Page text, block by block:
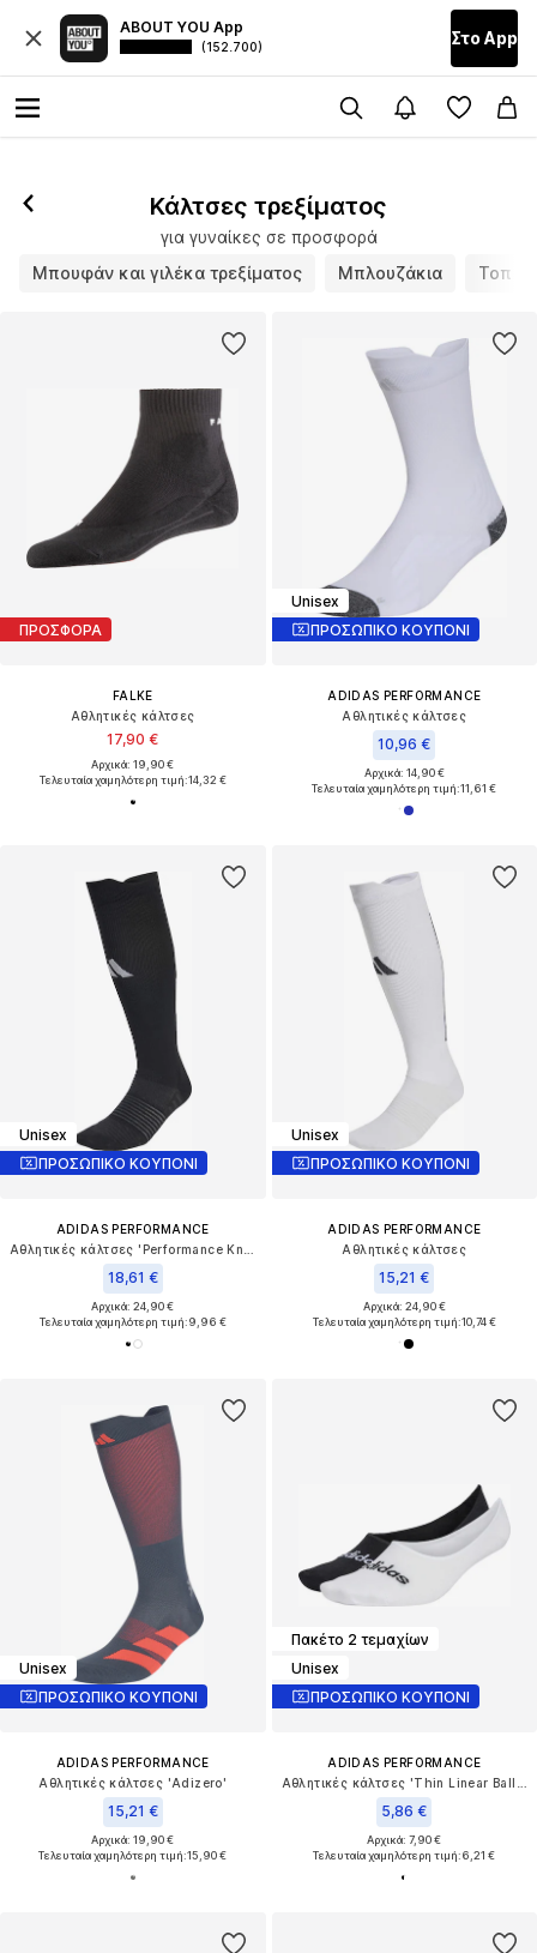
ABOUT YOU App
(152.700) Στο Αpp
Κάλτσες τρεξίματος
για γυναίκες σε προσφορά
Μπουφάν και γιλέκα τρεξίματος
Μπλουζάκια Τοπ
ΠΡΟΣΦΟΡΑ
FALKE
Αθλητικές κάλτσες
17,90 €
Αρχικά: 19,90 €
Τελευταία χαμηλότερη τιμή:14,32 €
Unisex
ΠΡΟΣΩΠΙΚΟ ΚΟΥΠΟΝΙ
ADIDAS PERFORMANCE
Αθλητικές κάλτσες
10,96 €
Αρχικά: 14,90 €
Τελευταία χαμηλότερη τιμή:11,61 €
Unisex
ΠΡΟΣΩΠΙΚΟ ΚΟΥΠΟΝΙ
ADIDAS PERFORMANCE
18,61 €
Αρχικά: 24,90 €
Τελευταία χαμηλότερη τιμή:9,96 €
Unisex
ΠΡΟΣΩΠΙΚΟ ΚΟΥΠΟΝΙ
ADIDAS PERFORMANCE
Αθλητικές κάλτσες
15,21 €
Αρχικά: 24,90 €
Τελευταία χαμηλότερη τιμή:10,74 €
Unisex
ΠΡΟΣΩΠΙΚΟ ΚΟΥΠΟΝΙ
ADIDAS PERFORMANCE
Αθλητικές κάλτσες 'Adizero'
15,21 €
Αρχικά: 19,90 €
Τελευταία χαμηλότερη τιμή:15,90 €
Πακέτο 2 τεμαχίων
Unisex
ΠΡΟΣΩΠΙΚΟ ΚΟΥΠΟΝΙ
ADIDAS PERFORMANCE
5,86 €
Αρχικά: 7,90 €
Τελευταία χαμηλότερη τιμή:6,21 €